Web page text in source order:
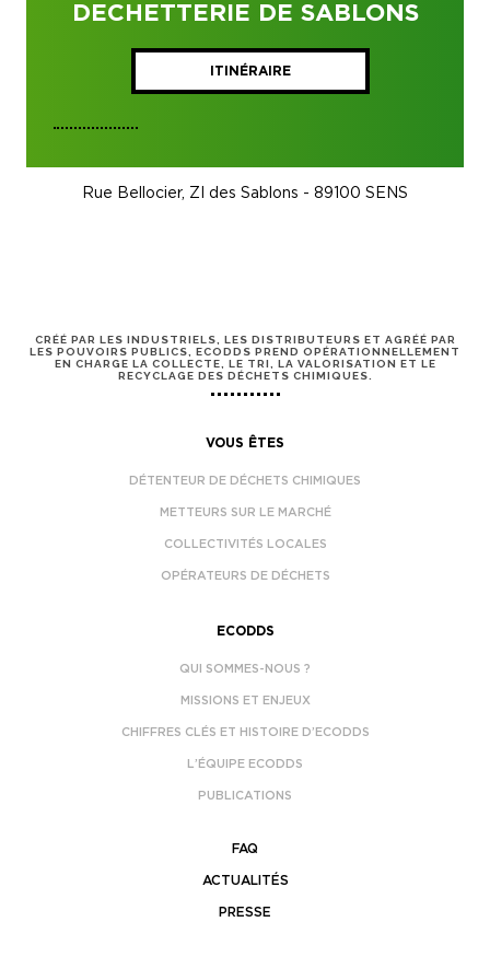
DECHETTERIE DE SABLONS
ITINÉRAIRE
Rue Bellocier, ZI des Sablons - 89100 SENS
CRÉÉ PAR LES INDUSTRIELS, LES DISTRIBUTEURS ET AGRÉÉ PAR
LES POUVOIRS PUBLICS, ECODDS PREND OPÉRATIONNELLEMENT
EN CHARGE LA COLLECTE, LE TRI, LA VALORISATION ET LE
RECYCLAGE DES DÉCHETS CHIMIQUES.
VOUS ÊTES
DÉTENTEUR DE DÉCHETS CHIMIQUES
METTEURS SUR LE MARCHÉ
COLLECTIVITÉS LOCALES
OPÉRATEURS DE DÉCHETS
ECODDS
QUI SOMMES-NOUS ?
MISSIONS ET ENJEUX
CHIFFRES CLÉS ET HISTOIRE D’ECODDS
L’ÉQUIPE ECODDS
PUBLICATIONS
FAQ
ACTUALITÉS
PRESSE